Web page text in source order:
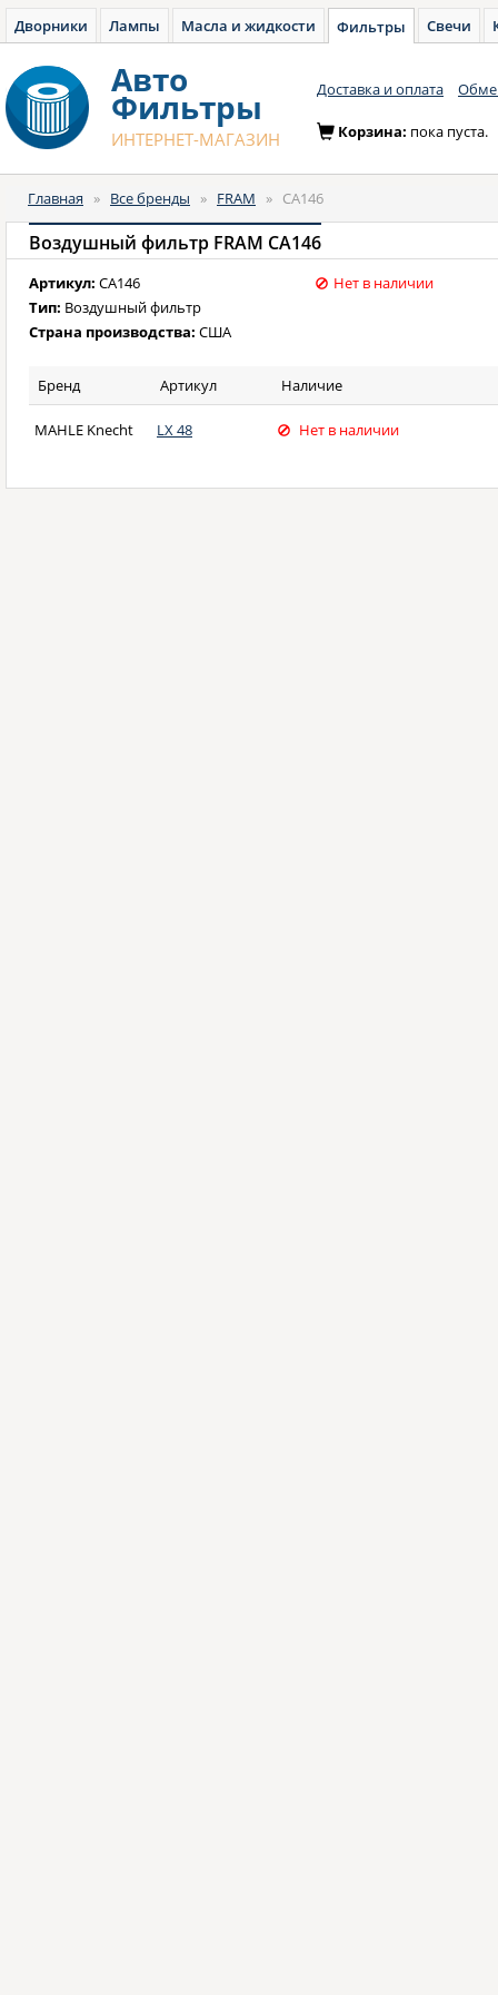
Дворники Лампы Масла и жидкости Фильтры Свечи
Авто
Фильтры
ИНТЕРНЕТ-МАГАЗИН
Доставка и оплата
Корзина: пока пуста.
Главная » Все бренды » FRAM » CA146
Воздушный фильтр FRAM CA146
Артикул: CA146
Тип: Воздушный фильтр
Страна производства: США
Нет в наличии
Бренд Артикул Наличие
MAHLE Knecht LX 48 Нет в наличии